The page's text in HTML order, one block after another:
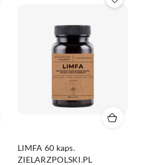
LIMFA 60 kaps.
ZIELARZPOLSKI.PL